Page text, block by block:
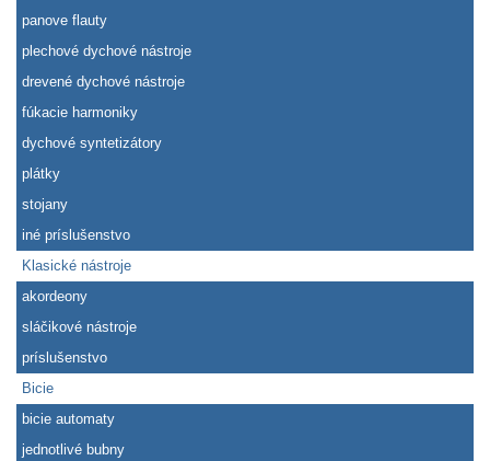
panove flauty
plechové dychové nástroje
drevené dychové nástroje
fúkacie harmoniky
dychové syntetizátory
plátky
stojany
iné príslušenstvo
Klasické nástroje
akordeony
sláčikové nástroje
príslušenstvo
Bicie
bicie automaty
jednotlivé bubny